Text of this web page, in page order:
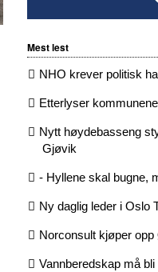
Mest lest
NHO krever politisk
Etterlyser
Nytt høydebasseng
Gjøvik
- Hyllene skal bugne,
Ny daglig leder i Oslo
Norconsult kjøper
Vannberedskap må